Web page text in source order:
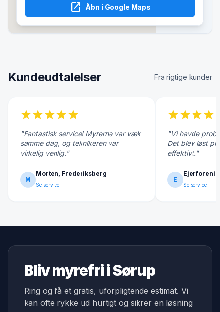
open_in_new Åbn i Google Maps
Kundeudtalelser Fra rigtige kunder
starstarstarstarstar
"Fantastisk service! Myrerne var væk
samme dag, og teknikeren var
virkelig venlig."
M
Morten, Frederiksberg
Se service
starstarstarstar
"Vi havde
Det blev løst
effektivt."
E
Se service
Bliv myrefri i Sørup
Ring og få et gratis, uforpligtende estimat. Vi
kan ofte rykke ud hurtigt og sikrer en løsning